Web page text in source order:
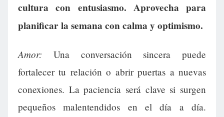
cultura con entusiasmo. Aprovecha para
planificar la semana con calma y optimismo.
Amor: Una conversación sincera puede
fortalecer tu relación o abrir puertas a nuevas
conexiones. La paciencia será clave si surgen
pequeños malentendidos en el día a día.